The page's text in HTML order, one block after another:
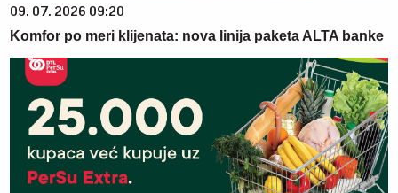
09. 07. 2026 09:20
Komfor po meri klijenata: nova linija paketa ALTA banke